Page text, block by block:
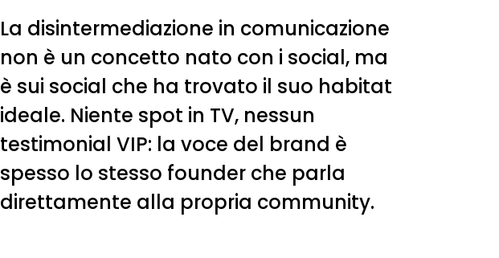
La disintermediazione in comunicazione
non è un concetto nato con i social, ma
è sui social che ha trovato il suo habitat
ideale. Niente spot in TV, nessun
testimonial VIP: la voce del brand è
spesso lo stesso founder che parla
direttamente alla propria community.